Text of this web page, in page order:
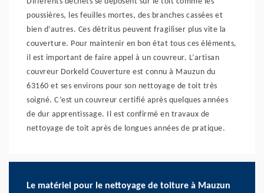
poussières, les feuilles mortes, des branches cassées et
bien d’autres. Ces détritus peuvent fragiliser plus vite la
couverture. Pour maintenir en bon état tous ces éléments,
il est important de faire appel à un couvreur. L’artisan
couvreur Dorkeld Couverture est connu à Mauzun du
63160 et ses environs pour son nettoyage de toit très
soigné. C’est un couvreur certifié après quelques années
de dur apprentissage. Il est confirmé en travaux de
nettoyage de toit après de longues années de pratique.
Le matériel pour le nettoyage de toiture à Mauzun